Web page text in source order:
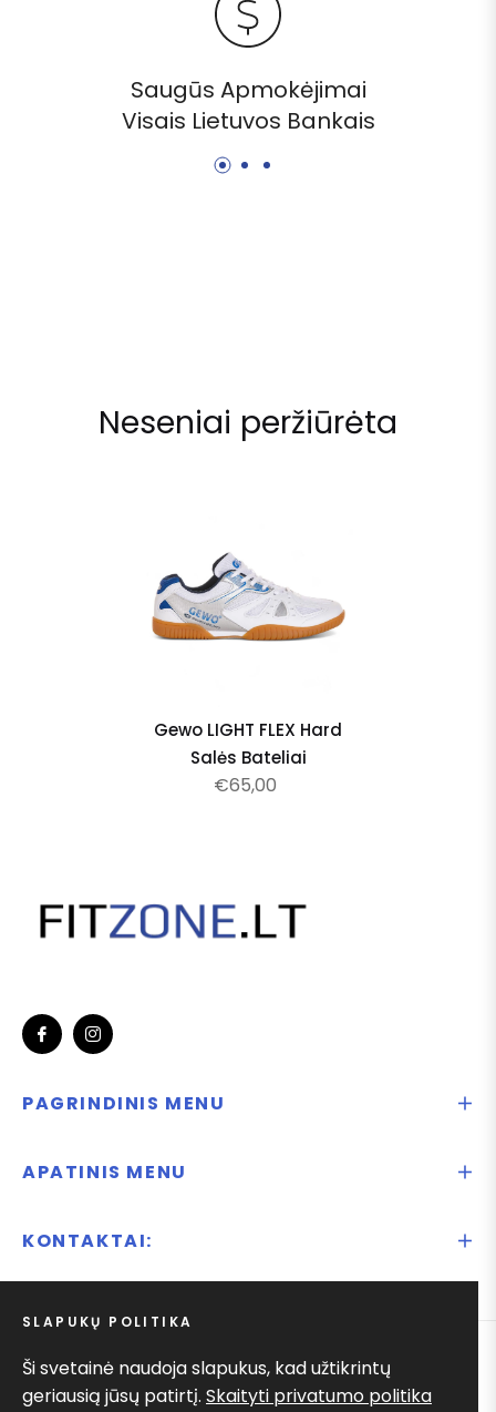
Saugūs Apmokėjimai
Visais Lietuvos Bankais
Neseniai peržiūrėta
Gewo LIGHT FLEX Hard
Salės Bateliai
€65,00
Fb Ins
PAGRINDINIS MENU
APATINIS MENU
KONTAKTAI:
© 2025Ify.lt
SLAPUKŲ POLITIKA
Ši svetainė naudoja slapukus, kad užtikrintų
geriausią jūsų patirtį. Skaityti privatumo politika